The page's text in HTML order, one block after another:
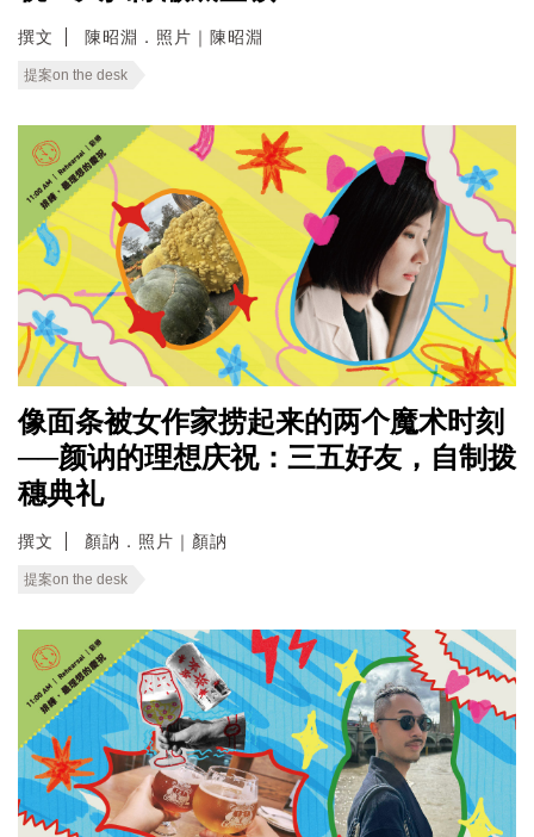
撰文 陳昭淵．照片｜陳昭淵
提案on the desk
像面条被女作家捞起来的两个魔术时刻
──颜讷的理想庆祝：三五好友，自制拨
穗典礼
撰文 顏訥．照片｜顏訥
提案on the desk